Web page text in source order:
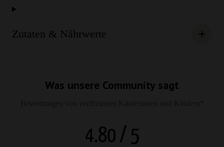
Zutaten & Nährwerte
Was unsere Community sagt
4.80 / 5